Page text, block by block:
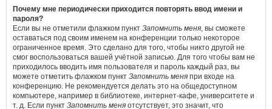
Почему мне периодически приходится повторять ввод имени и
пароля?
Если вы не отметили флажком пункт Запомнить меня, вы сможете
оставаться под своим именем на конференции только некоторое
ограниченное время. Это сделано для того, чтобы никто другой не
смог воспользоваться вашей учётной записью. Для того чтобы вам не
приходилось вводить имя пользователя и пароль каждый раз, вы
можете отметить флажком пункт Запомнить меня при входе на
конференцию. Не рекомендуется делать это на общедоступном
компьютере, например в библиотеке, интернет-кафе, университете и
т. д. Если пункт Запомнить меня отсутствует, это значит, что